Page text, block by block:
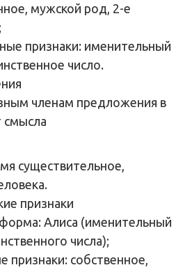
мужской род, 2-е
признаки: именительный
число.
членам предложения в
смысла
существительное,
признаки
форма: Алиса (именительный
числа);
признаки: собственное,